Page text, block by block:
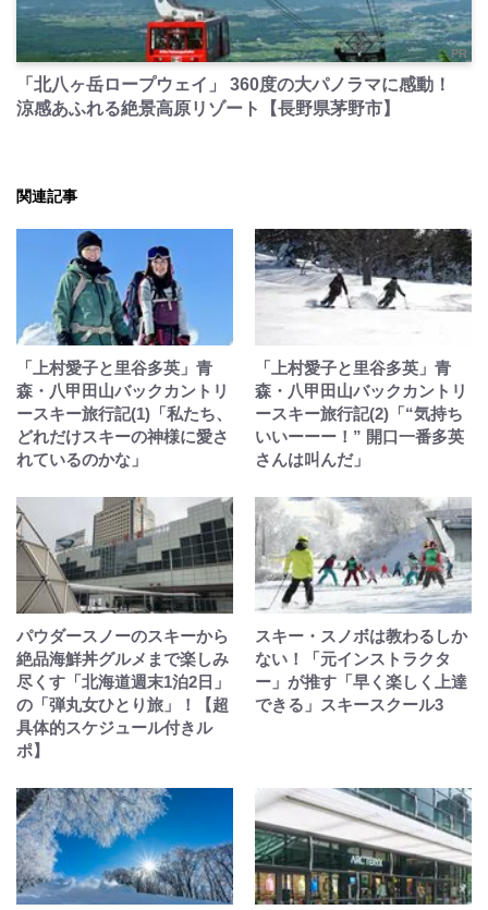
PR
「北八ヶ岳ロープウェイ」 360度の大パノラマに感動！
涼感あふれる絶景高原リゾート【長野県茅野市】
関連記事
「上村愛子と里谷多英」青
森・八甲田山バックカントリ
ースキー旅行記(1)「私たち、
どれだけスキーの神様に愛さ
れているのかな」
「上村愛子と里谷多英」青
森・八甲田山バックカントリ
ースキー旅行記(2)「“気持ち
いいーーー！” 開口一番多英
さんは叫んだ」
パウダースノーのスキーから
絶品海鮮丼グルメまで楽しみ
尽くす「北海道週末1泊2日」
の「弾丸女ひとり旅」！【超
具体的スケジュール付きル
ポ】
スキー・スノボは教わるしか
ない！「元インストラクタ
ー」が推す「早く楽しく上達
できる」スキースクール3